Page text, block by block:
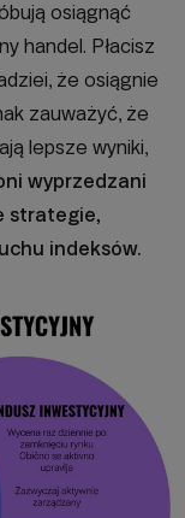
osiągnąć
handel. Płacisz
że osiągnie
zauważyć, że
lepsze wyniki,
wyprzedzani
strategie,
indeksów.